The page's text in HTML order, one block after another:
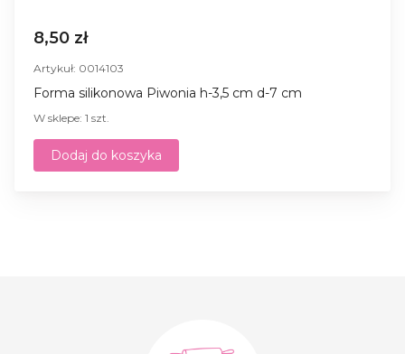
8,50 zł
Artykuł: 0014103
Forma silikonowa Piwonia h-3,5 cm d-7 cm
W sklepe: 1 szt.
Dodaj do koszyka